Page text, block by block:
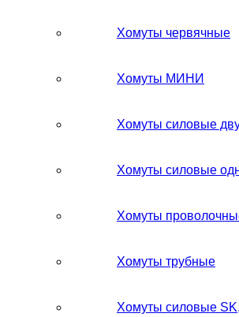
Хомуты червячные
Хомуты МИНИ
Хомуты силовые
Хомуты силовые
Хомуты
Хомуты трубные
Хомуты силовые